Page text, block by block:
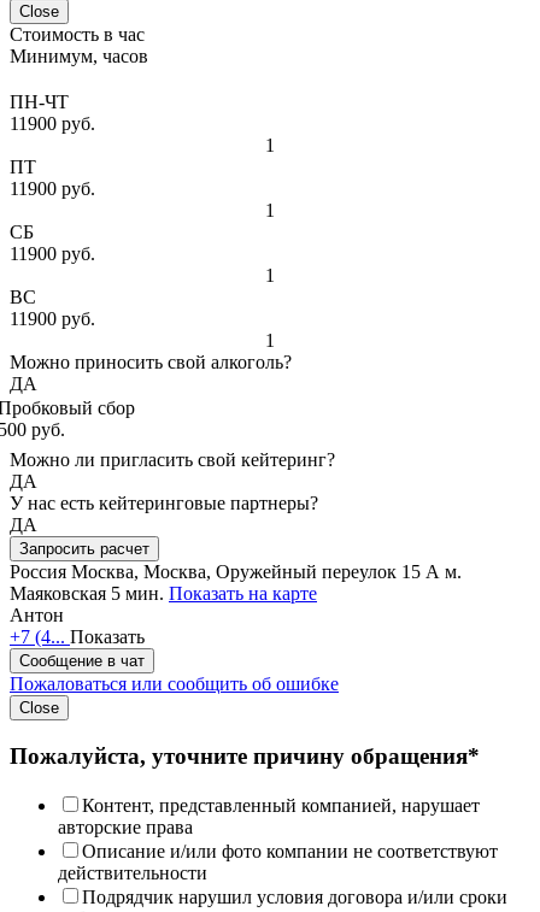
Close
Стоимость в час
Минимум, часов
ПН-ЧТ
11900 руб.
1
ПТ
11900 руб.
1
СБ
11900 руб.
1
ВС
11900 руб.
1
Можно приносить свой алкоголь?
ДА
сбор
руб.
Можно ли пригласить свой кейтеринг?
ДА
У нас есть кейтеринговые партнеры?
ДА
Запросить расчет
Россия Москва, Москва, Оружейный переулок 15 А м.
Маяковская 5 мин. Показать на карте
Антон
+7 (4... Показать
Сообщение в чат
Пожаловаться или сообщить об ошибке
Close
Пожалуйста, уточните причину обращения*
Контент, представленный компанией, нарушает
авторские права
Описание и/или фото компании не соответствуют
действительности
Подрядчик нарушил условия договора и/или сроки